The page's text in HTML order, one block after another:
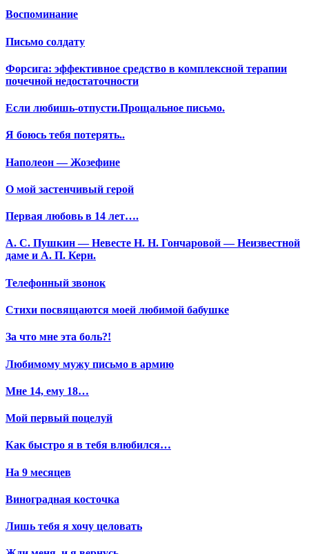
Воспоминание
Письмо солдату
Форсига: эффективное средство в комплексной терапии
почечной недостаточности
Если любишь-отпусти.Прощальное письмо.
Я боюсь тебя потерять..
Наполеон — Жозефине
О мой застенчивый герой
Первая любовь в 14 лет….
А. С. Пушкин — Невесте Н. Н. Гончаровой — Неизвестной
даме и А. П. Керн.
Телефонный звонок
Стихи посвящаются моей любимой бабушке
За что мне эта боль?!
Любимому мужу письмо в армию
Мне 14, ему 18…
Мой первый поцелуй
Как быстро я в тебя влюбился…
На 9 месяцев
Виноградная косточка
Лишь тебя я хочу целовать